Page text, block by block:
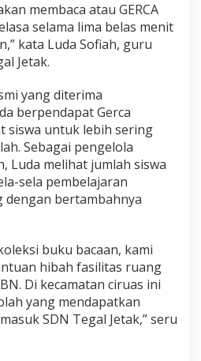
membaca atau GERCA
selama lima belas menit
kata Luda Sofiah, guru
Jetak.
yang diterima
berpendapat Gerca
siswa untuk lebih sering
Sebagai pengelola
Luda melihat jumlah siswa
sela pembelajaran
bertambahnya
buku bacaan, kami
hibah fasilitas ruang
Di kecamatan ciruas ini
yang mendapatkan
SDN Tegal Jetak,” seru